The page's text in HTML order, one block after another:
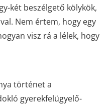
két beszélgető kölykök,
Nem értem, hogy egy
visz rá a lélek, hogy
történet a
gyerekfelügyelő-